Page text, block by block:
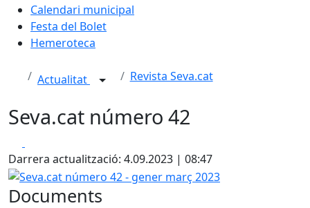
Calendari municipal
Festa del Bolet
Hemeroteca
Actualitat Revista Seva.cat
Seva.cat número 42
Darrera actualització: 4.09.2023 | 08:47
Seva.cat número 42 - gener març 2023
Documents